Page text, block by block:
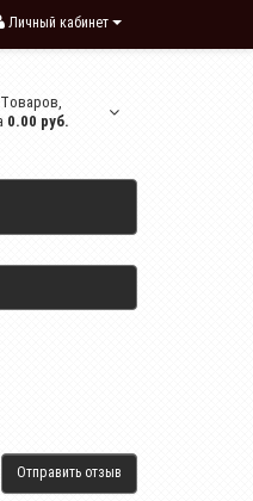
Личный кабинет
Tоваров,
0.00 руб.
Отправить отзыв